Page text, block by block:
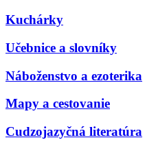
Kuchárky
Učebnice a slovníky
Náboženstvo a ezoterika
Mapy a cestovanie
Cudzojazyčná literatúra